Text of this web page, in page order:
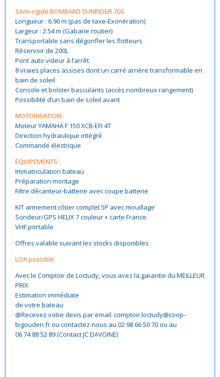
Semi-rigide BOMBARD SUNRIDER 700
Longueur : 6.90 m (pas de taxe-Exonération)
Largeur : 2.54 m (Gabarie routier)
Transportable sans dégonfler les flotteurs
Réservoir de 200L
Pont auto videur à l’arrêt
8 vraies places assises dont un carré arrière transformable en
bain de soleil
Console et bolster basculants (accès nombreux rangement)
Possibilité d’un bain de soleil avant
MOTORISATION :
Moteur YAMAHA F 150 XCB-EFI 4T
Direction hydraulique intégré
Commande électrique
ÉQUIPEMENTS :
Immatriculation bateau
Préparation montage
Filtre décanteur-batterie avec coupe batterie
KIT armement côtier complet 5P avec mouillage
Sondeur/GPS HELIX 7 couleur + carte France
VHF portable
Offres valable suivant les stocks disponibles
LOA possible
Avec le Comptoir de Loctudy, vous avez la garantie du MEILLEUR
PRIX
Estimation immédiate
de votre bateau
@Recevez votre devis par email: comptoir.loctudy@coop-
bigouden.fr ou contactez-nous au 02 98 66 50 70 ou au
06 74 88 52 89 (Contact JC DAVOINE)